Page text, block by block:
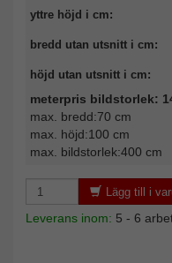
yttre höjd i cm:
bredd utan utsnitt i cm:
höjd utan utsnitt i cm:
meterpris bildstorlek:
max. bredd:70 cm
max. höjd:100 cm
max. bildstorlek:400 cm
Lägg till i
Leverans inom: 5 - 6